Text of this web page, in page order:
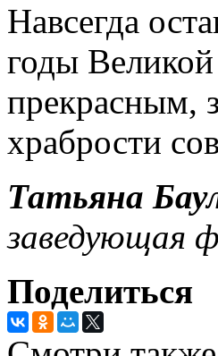
Навсегда
годы
прекрасным,
храбрости
Татьяна
заведующая
Поделиться